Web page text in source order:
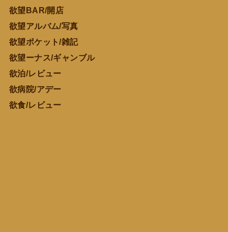
欲望BAR/開店
欲望アルバム/写真
欲望ポケット/雑記
欲望ーナス/ギャンブル
欲泊/レビュー
欲病院/アデー
欲食/レビュー